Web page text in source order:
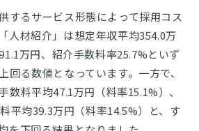
するサービス形態によって採用コス
人材紹介」は想定年収平均354.0万
万円、紹介手数料率25.7%といず
回る数値となっています。一方で、
数料平均47.1万円（料率15.1%）、
平均39.3万円（料率14.5%）と、す